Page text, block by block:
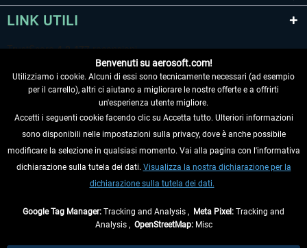
LINK UTILI
RECEDERE DAL CONTRATTO
INFORMAZIONI
Benvenuti su aerosoft.com!
Utilizziamo i cookie. Alcuni di essi sono tecnicamente necessari (ad esempio
per il carrello), altri ci aiutano a migliorare le nostre offerte e a offrirti
un'esperienza utente migliore.
Accetti i seguenti cookie facendo clic su Accetta tutto. Ulteriori informazioni
sono disponibili nelle impostazioni sulla privacy, dove è anche possibile
modificare la selezione in qualsiasi momento. Vai alla pagina con l'informativa
dichiarazione sulla tutela dei dati. Visualizza la nostra dichiarazione per la
dichiarazione sulla tutela dei dati.
Google Tag Manager: Tracking and Analysis , Meta Pixel: Tracking and
Analysis , OpenStreetMap:Misc